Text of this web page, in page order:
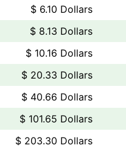
$ 6.10 Dollars
$ 8.13 Dollars
$ 10.16 Dollars
$ 20.33 Dollars
$ 40.66 Dollars
$ 101.65 Dollars
$ 203.30 Dollars